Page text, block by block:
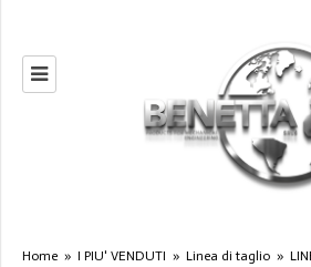
Home » I PIU' VENDUTI » Linea di taglio »